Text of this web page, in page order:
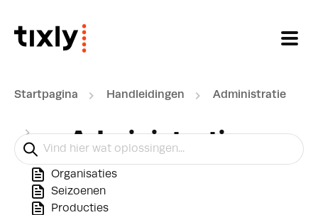
Startpagina Handleidingen Administratie
Administratie
Organisaties
Seizoenen
Producties